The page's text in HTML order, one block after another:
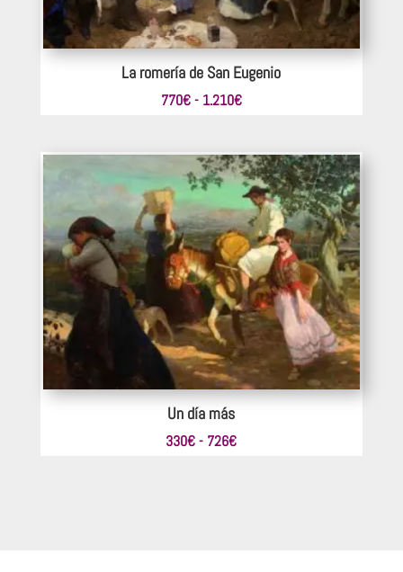
La romería de San Eugenio
770€- 1.210€Rango
desde
770€
hasta
1.210€
Un día más
330€ - 726€Rango